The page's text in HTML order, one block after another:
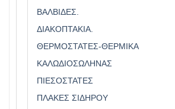
ΒΑΛΒΊΔΕΣ.
ΔΙΑΚΟΠΤΆΚΙΑ.
ΘΕΡΜΟΣΤΆΤΕΣ-ΘΕΡΜΙΚΆ
ΚΑΛΩΔΙΟΣΩΛΗΝΑΣ
ΠΙΕΣΟΣΤΆΤΕΣ
ΠΛΆΚΕΣ ΣΙΔΉΡΟΥ